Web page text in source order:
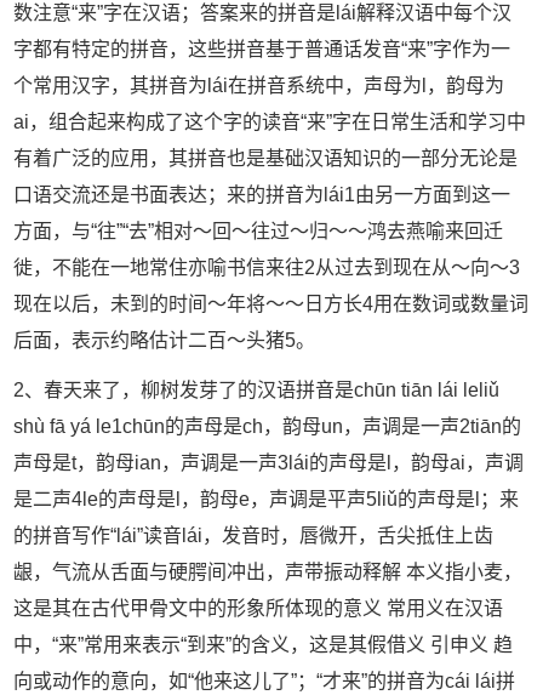
数注意“来”字在汉语；答案来的拼音是lái解释汉语中每个汉
字都有特定的拼音，这些拼音基于普通话发音“来”字作为一
个常用汉字，其拼音为lái在拼音系统中，声母为l，韵母为
ai，组合起来构成了这个字的读音“来”字在日常生活和学习中
有着广泛的应用，其拼音也是基础汉语知识的一部分无论是
口语交流还是书面表达；来的拼音为lái1由另一方面到这一
方面，与“往”“去”相对～回～往过～归～～鸿去燕喻来回迁
徙，不能在一地常住亦喻书信来往2从过去到现在从～向～3
现在以后，未到的时间～年将～～日方长4用在数词或数量词
后面，表示约略估计二百～头猪5。
2、春天来了，柳树发芽了的汉语拼音是chūn tiān lái leliǔ
shù fā yá le1chūn的声母是ch，韵母un，声调是一声2tiān的
声母是t，韵母ian，声调是一声3lái的声母是l，韵母ai，声调
是二声4le的声母是l，韵母e，声调是平声5liǔ的声母是l；来
的拼音写作“lái”读音lái，发音时，唇微开，舌尖抵住上齿
龈，气流从舌面与硬腭间冲出，声带振动释解 本义指小麦，
这是其在古代甲骨文中的形象所体现的意义 常用义在汉语
中，“来”常用来表示“到来”的含义，这是其假借义 引申义 趋
向或动作的意向，如“他来这儿了”；“才来”的拼音为cái lái拼